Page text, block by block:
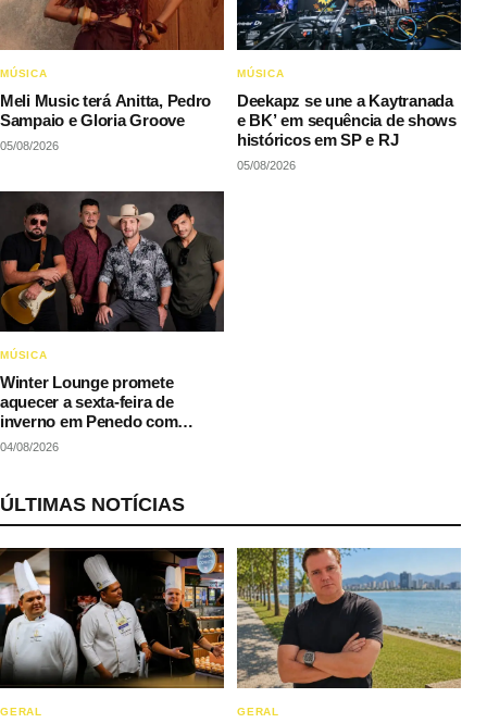
MÚSICA
Meli Music terá Anitta, Pedro
Sampaio e Gloria Groove
05/08/2026
MÚSICA
Deekapz se une a Kaytranada
e BK’ em sequência de shows
históricos em SP e RJ
05/08/2026
MÚSICA
Winter Lounge promete
aquecer a sexta-feira de
inverno em Penedo com
música e gastronomia
04/08/2026
ÚLTIMAS NOTÍCIAS
GERAL GERAL